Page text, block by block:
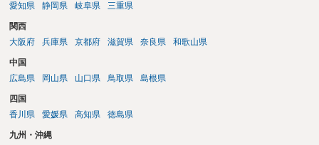
愛知県
静岡県 岐阜県 三重県
関西
大阪府
兵庫県 京都府 滋賀県 奈良県 和歌山県
中国
広島県
岡山県 山口県 鳥取県 島根県
四国
香川県
愛媛県 高知県 徳島県
九州・沖縄